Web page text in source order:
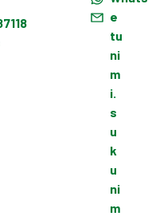
e
tu
ni
m
i.
s
u
k
u
ni
m